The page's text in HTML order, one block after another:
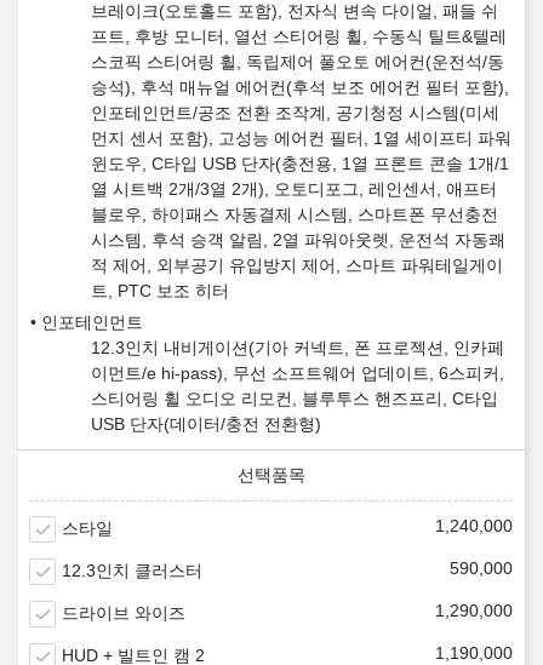
브레이크(오토홀드 포함), 전자식 변속 다이얼, 패들 쉬
프트, 후방 모니터, 열선 스티어링 휠, 수동식 틸트&텔레
스코픽 스티어링 휠, 독립제어 풀오토 에어컨(운전석/동
승석), 후석 매뉴얼 에어컨(후석 보조 에어컨 필터 포함),
인포테인먼트/공조 전환 조작계, 공기청정 시스템(미세
먼지 센서 포함), 고성능 에어컨 필터, 1열 세이프티 파워
윈도우, C타입 USB 단자(충전용, 1열 프론트 콘솔 1개/1
열 시트백 2개/3열 2개), 오토디포그, 레인센서, 애프터
블로우, 하이패스 자동결제 시스템, 스마트폰 무선충전
시스템, 후석 승객 알림, 2열 파워아웃렛, 운전석 자동쾌
적 제어, 외부공기 유입방지 제어, 스마트 파워테일게이
트, PTC 보조 히터
인포테인먼트
12.3인치 내비게이션(기아 커넥트, 폰 프로젝션, 인카페
이먼트/e hi-pass), 무선 소프트웨어 업데이트, 6스피커,
스티어링 휠 오디오 리모컨, 블루투스 핸즈프리, C타입
USB 단자(데이터/충전 전환형)
스타일 1,240,000
12.3인치 클러스터 590,000
드라이브 와이즈 1,290,000
HUD + 빌트인 캠 2 1,190,000